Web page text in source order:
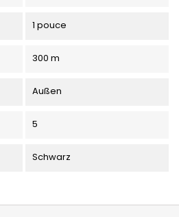
1 pouce
300 m
Außen
5
Schwarz